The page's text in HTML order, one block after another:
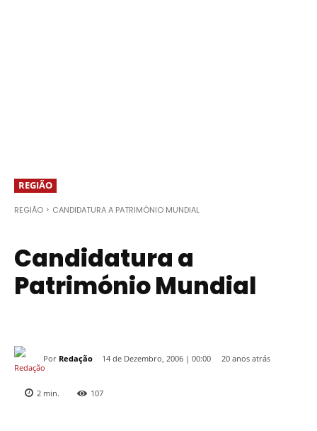
REGIÃO
REGIÃO CANDIDATURA A PATRIMÓNIO MUNDIAL
Candidatura a
Património Mundial
Por Redação 14 de Dezembro, 2006 | 00:00 20 anos atrás
2 min. 107